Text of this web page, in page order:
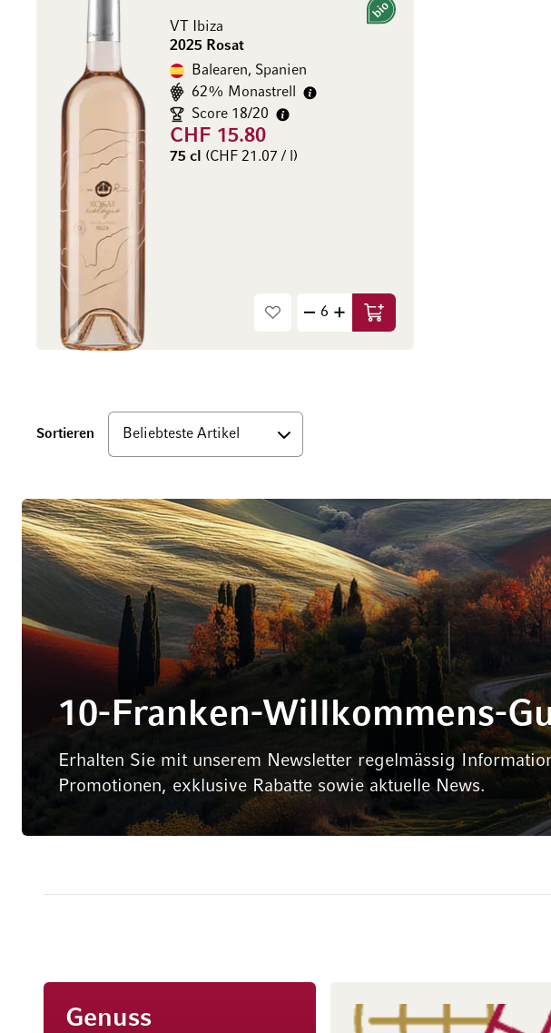
VT Ibiza
2025 Rosat
Bio
Balearen, Spanien
62% Monastrell
Score 18/20
CHF 15.80
75 cl (CHF 21.07 / l)
In den Warenkorb
Sortieren Unten
10-Franken-Willkommens-
Erhalten Sie mit unserem Newsletter regelmässig
Promotionen, exklusive Rabatte sowie aktuelle News.
Genuss